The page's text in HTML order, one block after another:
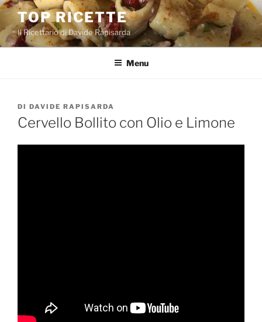
Salta
contenuto
TOP RICETTE
Il Ricettario di Davide Rapisarda
Menu
PUBBLICATO
IL
DI DAVIDE RAPISARDA
Cervello Bollito con Olio e Limone